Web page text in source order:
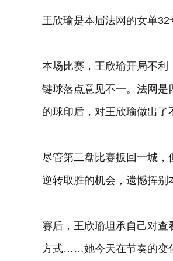
王欣瑜是本届法网的女单32
本场比赛，王欣瑜开局不利
键球落点意见不一。法网
的球印后，对王欣瑜做出了
尽管第二盘比赛扳回一城
逆转取胜的机会，遗憾挥别
赛后，王欣瑜坦承自己对查
方式……她今天在节奏的变